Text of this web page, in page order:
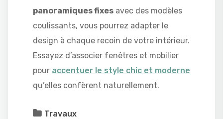
panoramiques fixes avec des modèles
coulissants, vous pourrez adapter le
design à chaque recoin de votre intérieur.
Essayez d’associer fenêtres et mobilier
pour accentuer le style chic et moderne
qu’elles confèrent naturellement.
Travaux